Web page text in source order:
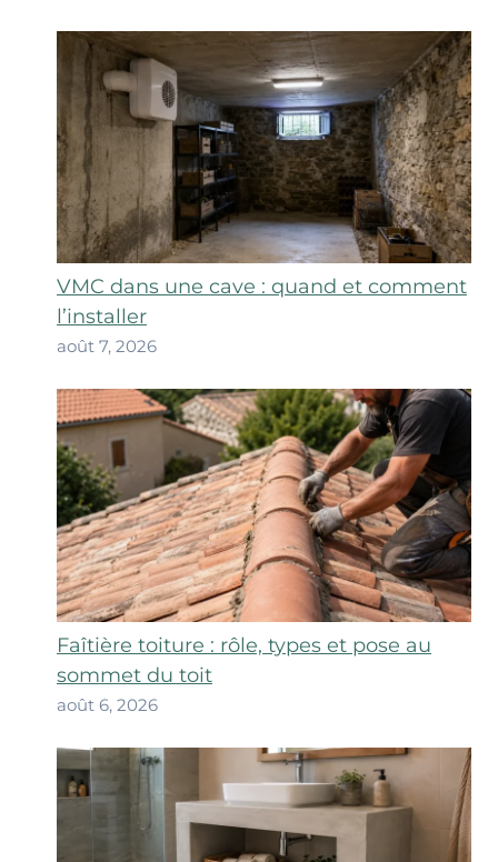
VMC dans une cave : quand et comment
l’installer
août 7, 2026
Faîtière toiture : rôle, types et pose au
sommet du toit
août 6, 2026